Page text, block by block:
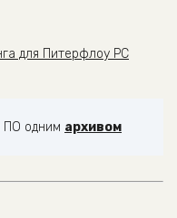
для Питерфлоу РС
ПО одним архивом